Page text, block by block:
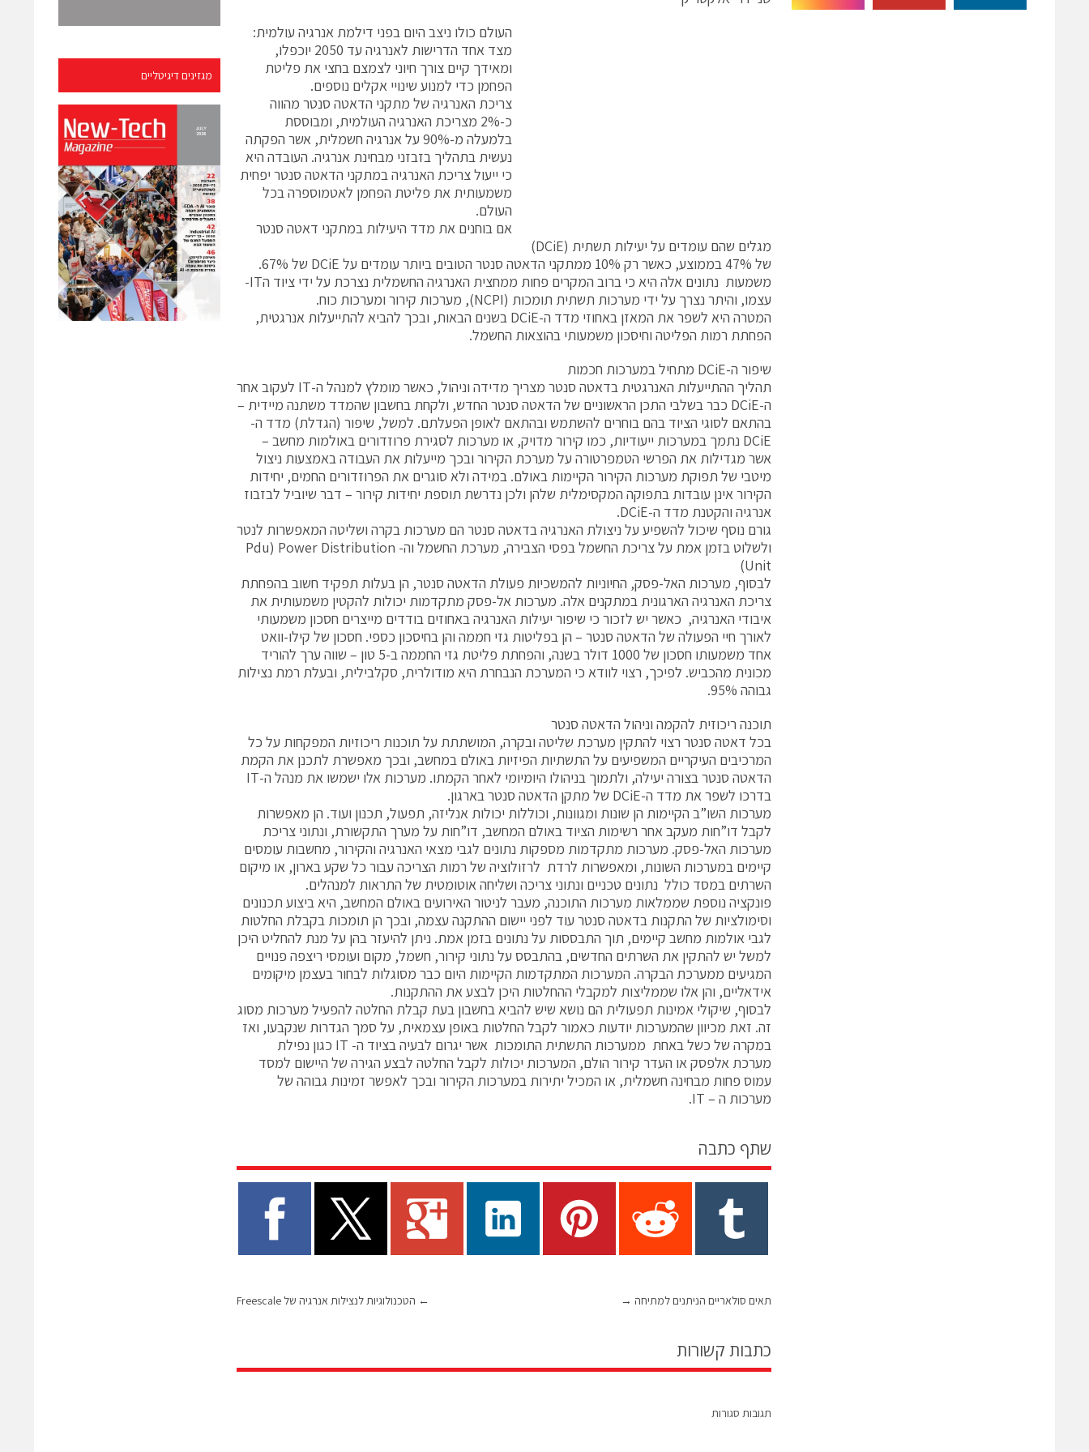
מגזינים דיגיטליים
העולם כולו ניצב היום בפני דילמת אנרגיה עולמית:
מצד אחד הדרישות לאנרגיה עד 2050 יוכפלו,
ומאידך קיים צורך חיוני לצמצם בחצי את פליטת
הפחמן כדי למנוע שינויי אקלים נוספים.
צריכת האנרגיה של מתקני הדאטה סנטר מהווה
כ-2% מצריכת האנרגיה העולמית, ומבוססת
בלמעלה מ-90% על אנרגיה חשמלית, אשר הפקתה
נעשית בתהליך בזבזני מבחינת אנרגיה. העובדה היא
כי ייעול צריכת האנרגיה במתקני הדאטה סנטר יפחית
משמעותית את פליטת הפחמן לאטמוספרה בכל
העולם.
אם בוחנים את מדד היעילות במתקני דאטה סנטר
מגלים שהם עומדים על יעילות תשתית (DCiE)
של 47% בממוצע, כאשר רק 10% ממתקני הדאטה סנטר הטובים ביותר עומדים על DCiE של 67%.
משמעות נתונים אלה היא כי ברוב המקרים פחות ממחצית האנרגיה החשמלית נצרכת על ידי ציוד הIT-
עצמו, והיתר נצרך על ידי מערכות תשתית תומכות (NCPI), מערכות קירור ומערכות כוח.
המטרה היא לשפר את המאזן באחוזי מדד ה-DCiE בשנים הבאות, ובכך להביא להתייעלות אנרגטית,
הפחתת רמות הפליטה וחיסכון משמעותי בהוצאות החשמל.
שיפור ה-DCiE מתחיל במערכות חכמות
תהליך ההתייעלות האנרגטית בדאטה סנטר מצריך מדידה וניהול, כאשר מומלץ למנהל ה-IT לעקוב אחר
ה-DCiE כבר בשלבי התכן הראשוניים של הדאטה סנטר החדש, ולקחת בחשבון שהמדד משתנה מיידית –
בהתאם לסוגי הציוד בהם בוחרים להשתמש ובהתאם לאופן הפעלתם. למשל, שיפור (הגדלת) מדד ה-
DCiE נתמך במערכות ייעודיות, כמו קירור מדויק, או מערכות לסגירת פרוזדורים באולמות מחשב –
אשר מגדילות את הפרשי הטמפרטורה על מערכת הקירור ובכך מייעלות את העבודה באמצעות ניצול
מיטבי של תפוקת מערכות הקירור הקיימות באולם. במידה ולא סוגרים את הפרוזדורים החמים, יחידות
הקירור אינן עובדות בתפוקה המקסימלית שלהן ולכן נדרשת תוספת יחידות קירור – דבר שיוביל לבזבוז
אנרגיה והקטנת מדד ה-DCiE.
גורם נוסף שיכול להשפיע על ניצולת האנרגיה בדאטה סנטר הם מערכות בקרה ושליטה המאפשרות לנטר
ולשלוט בזמן אמת על צריכת החשמל בפסי הצבירה, מערכת החשמל וה- Pdu) Power Distribution
Unit)
לבסוף, מערכות האל-פסק, החיוניות להמשכיות פעולת הדאטה סנטר, הן בעלות תפקיד חשוב בהפחתת
צריכת האנרגיה הארגונית במתקנים אלה. מערכות אל-פסק מתקדמות יכולות להקטין משמעותית את
איבודי האנרגיה, כאשר יש לזכור כי שיפור יעילות האנרגיה באחוזים בודדים מייצרים חסכון משמעותי
לאורך חיי הפעולה של הדאטה סנטר – הן בפליטות גזי חממה והן בחיסכון כספי. חסכון של קילו-וואט
אחד משמעותו חסכון של 1000 דולר בשנה, והפחתת פליטת גזי החממה ב-5 טון – שווה ערך להוריד
מכונית מהכביש. לפיכך, רצוי לוודא כי המערכת הנבחרת היא מודולרית, סקלבילית, ובעלת רמת נצילות
גבוהה 95%.
תוכנה ריכוזית להקמה וניהול הדאטה סנטר
בכל דאטה סנטר רצוי להתקין מערכת שליטה ובקרה, המושתתת על תוכנות ריכוזיות המפקחות על כל
המרכיבים העיקריים המשפיעים על התשתיות הפיזיות באולם במחשב, ובכך מאפשרת לתכנן את הקמת
הדאטה סנטר בצורה יעילה, ולתמוך בניהולו היומיומי לאחר הקמתו. מערכות אלו ישמשו את מנהל ה-IT
בדרכו לשפר את מדד ה-DCiE של מתקן הדאטה סנטר בארגון.
מערכות השו”ב הקיימות הן שונות ומגוונות, וכוללות יכולות אנליזה, תפעול, תכנון ועוד. הן מאפשרות
לקבל דו”חות מעקב אחר רשימות הציוד באולם המחשב, דו”חות על מערך התקשורת, ונתוני צריכת
מערכות האל-פסק. מערכות מתקדמות מספקות נתונים לגבי מצאי האנרגיה והקירור, מחשבות עומסים
קיימים במערכות השונות, ומאפשרות לרדת לרזולוציה של רמות הצריכה עבור כל שקע בארון, או מיקום
השרתים במסד כולל נתונים טכניים ונתוני צריכה ושליחה אוטומטית של התראות למנהלים.
פונקציה נוספת שממלאות מערכות התוכנה, מעבר לניטור האירועים באולם המחשב, היא ביצוע תכנונים
וסימולציות של התקנות בדאטה סנטר עוד לפני יישום ההתקנה עצמה, ובכך הן תומכות בקבלת החלטות
לגבי אולמות מחשב קיימים, תוך התבססות על נתונים בזמן אמת. ניתן להיעזר בהן על מנת להחליט היכן
למשל יש להתקין את השרתים החדשים, בהתבסס על נתוני קירור, חשמל, מקום ועומסי ריצפה פנויים
המגיעים ממערכת הבקרה. המערכות המתקדמות הקיימות היום כבר מסוגלות לבחור בעצמן מיקומים
אידאליים, והן אלו שממליצות למקבלי ההחלטות היכן לבצע את ההתקנות.
לבסוף, שיקולי אמינות תפעולית הם נושא שיש להביא בחשבון בעת קבלת החלטה להפעיל מערכות מסוג
זה. זאת מכיוון שהמערכות יודעות כאמור לקבל החלטות באופן עצמאית, על סמך הגדרות שנקבעו, ואז
במקרה של כשל באחת ממערכות התשתית התומכות אשר יגרום לבעיה בציוד ה- IT כגון נפילת
מערכת אלפסק או העדר קירור הולם, המערכות יכולות לקבל החלטה לבצע הגירה של היישום למסד
עמוס פחות מבחינה חשמלית, או המכיל יתירות במערכות הקירור ובכך לאפשר זמינות גבוהה של
מערכות ה – IT.
שתף כתבה
← הטכנולוגיות לנצילות אנרגיה של Freescale תאים סולאריים הניתנים למתיחה →
כתבות קשורות
תגובות סגורות